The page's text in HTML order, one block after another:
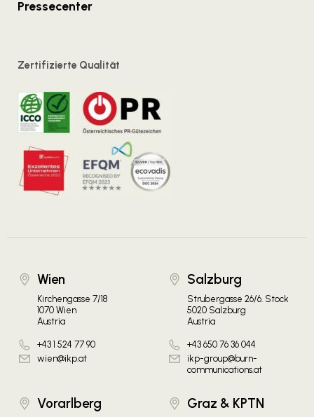
Pressecenter
Zertifizierte Qualität
Wien
Kirchengasse 7/18
1070 Wien
Austria
+43 1 524 77 90
wien@ikp.at
Salzburg
Strubergasse 26/6. Stock
5020 Salzburg
Austria
+43 650 76 36 044
ikp-group@burn-
communications.at
Vorarlberg Graz & KPTN